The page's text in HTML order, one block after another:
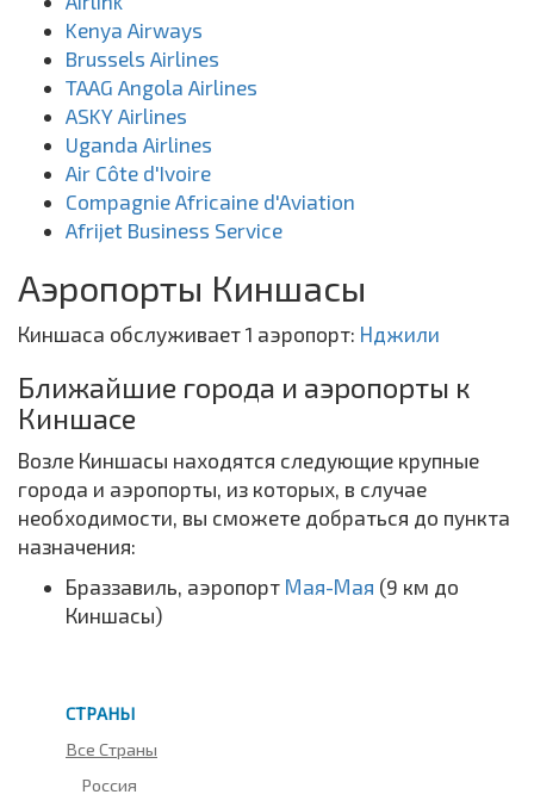
Kenya Airways
Brussels Airlines
TAAG Angola Airlines
ASKY Airlines
Uganda Airlines
Air Côte d'Ivoire
Compagnie Africaine d'Aviation
Afrijet Business Service
Аэропорты Киншасы
Киншаса обслуживает 1 аэропорт: Нджили
Ближайшие города и аэропорты к
Киншасе
Возле Киншасы находятся следующие крупные
города и аэропорты, из которых, в случае
необходимости, вы сможете добраться до пункта
назначения:
Браззавиль, аэропорт Мая-Мая (9 км до
Киншасы)
СТРАНЫ
Все Страны
Россия